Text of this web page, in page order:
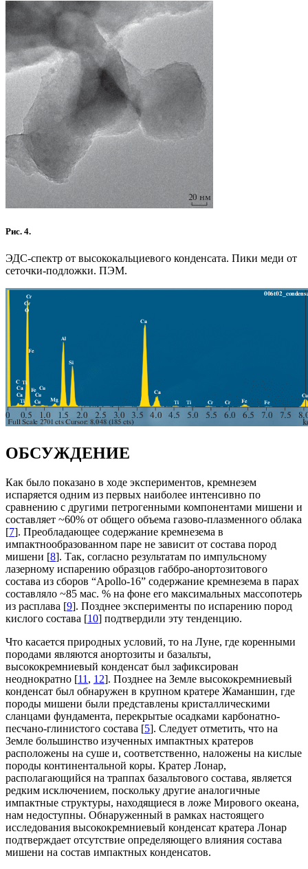
Рис. 4.
ЭДС-спектр от высококальциевого конденсата. Пики меди от
сеточки-подложки. ПЭМ.
ОБСУЖДЕНИЕ
Как было показано в ходе экспериментов, кремнезем
испаряется одним из первых наиболее интенсивно по
сравнению с другими петрогенными компонентами мишени и
составляет ~60% от общего объема газово-плазменного облака
[7]. Преобладающее содержание кремнезема в
импактнообразованном паре не зависит от состава пород
мишени [8]. Так, согласно результатам по импульсному
лазерному испарению образцов габбро-анортозитового
состава из сборов “Apollo-16” содержание кремнезема в парах
составляло ~85 мас. % на фоне его максимальных массопотерь
из расплава [9]. Позднее эксперименты по испарению пород
кислого состава [10] подтвердили эту тенденцию.
Что касается природных условий, то на Луне, где коренными
породами являются анортозиты и базальты,
высококремниевый конденсат был зафиксирован
неоднократно [11 , 12]. Позднее на Земле высококремниевый
конденсат был обнаружен в крупном кратере Жаманшин, где
породы мишени были представлены кристаллическими
сланцами фундамента, перекрытые осадками карбонатно-
песчано-глинистого состава [5]. Следует отметить, что на
Земле большинство изученных импактных кратеров
расположены на суше и, соответственно, наложены на кислые
породы континентальной коры. Кратер Лонар,
располагающийся на траппах базальтового состава, является
редким исключением, поскольку другие аналогичные
импактные структуры, находящиеся в ложе Мирового океана,
нам недоступны. Обнаруженный в рамках настоящего
исследования высококремниевый конденсат кратера Лонар
подтверждает отсутствие определяющего влияния состава
мишени на состав импактных конденсатов.